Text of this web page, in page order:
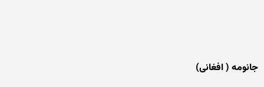
جانومه ( افغانی)